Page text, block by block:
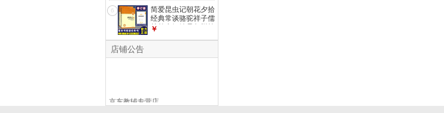
名著阅读课程化丛书
朝花夕拾
帖同步写字课课练人
教版中小学生硬笔控
笔训练荆霄鹏 写字
同步练习册 五年级
上册
6
简爱昆虫记朝花夕拾
经典常谈骆驼祥子儒
林外史钢铁是怎样炼
西游记
￥
店铺公告
京东教辅专营店
一站式教辅图书购物平台